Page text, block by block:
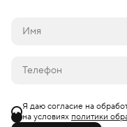
Я даю согласие на
на условиях политики